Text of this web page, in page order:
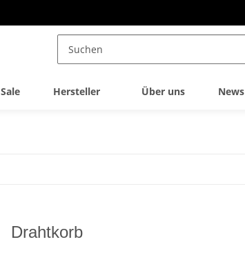
Sale Hersteller Über uns News
Drahtkorb